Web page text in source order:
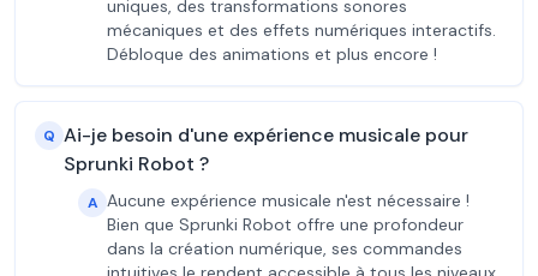
uniques, des transformations sonores
mécaniques et des effets numériques interactifs.
Débloque des animations et plus encore !
Q Ai-je besoin d'une expérience musicale pour
Sprunki Robot ?
A Aucune expérience musicale n'est nécessaire !
Bien que Sprunki Robot offre une profondeur
dans la création numérique, ses commandes